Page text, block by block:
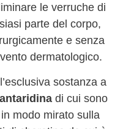
le verruche di
parte del corpo,
e senza
dermatologico.
sostanza a
di cui sono
modo mirato sulla